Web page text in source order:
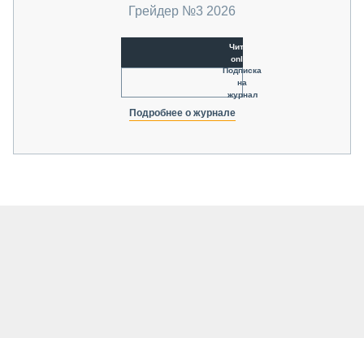
Грейдер №3 2026
Читать
online
Подписка
на
журнал
Подробнее о журнале